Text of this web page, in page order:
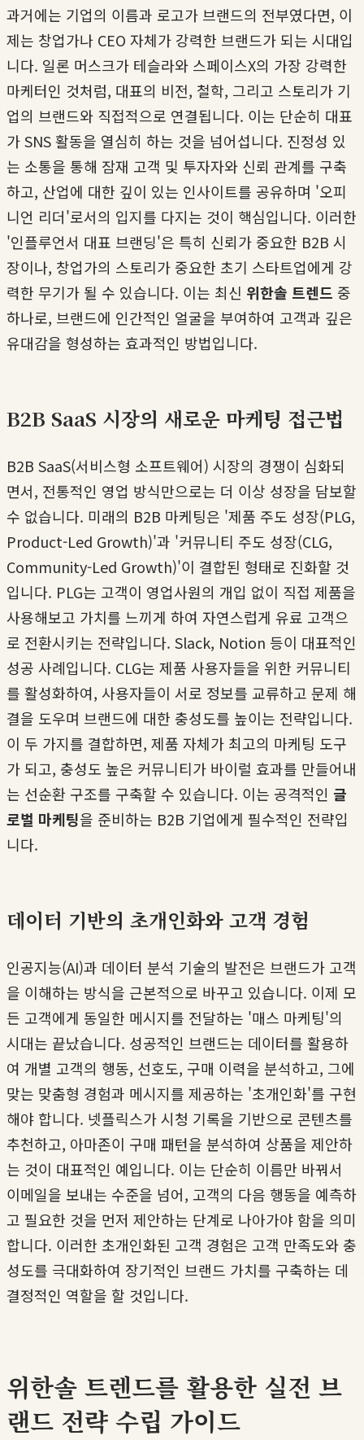
과거에는 기업의 이름과 로고가 브랜드의 전부였다면, 이
제는 창업가나 CEO 자체가 강력한 브랜드가 되는 시대입
니다. 일론 머스크가 테슬라와 스페이스X의 가장 강력한
마케터인 것처럼, 대표의 비전, 철학, 그리고 스토리가 기
업의 브랜드와 직접적으로 연결됩니다. 이는 단순히 대표
가 SNS 활동을 열심히 하는 것을 넘어섭니다. 진정성 있
는 소통을 통해 잠재 고객 및 투자자와 신뢰 관계를 구축
하고, 산업에 대한 깊이 있는 인사이트를 공유하며 '오피
니언 리더'로서의 입지를 다지는 것이 핵심입니다. 이러한
'인플루언서 대표 브랜딩'은 특히 신뢰가 중요한 B2B 시
장이나, 창업가의 스토리가 중요한 초기 스타트업에게 강
력한 무기가 될 수 있습니다. 이는 최신 위한솔 트렌드 중
하나로, 브랜드에 인간적인 얼굴을 부여하여 고객과 깊은
유대감을 형성하는 효과적인 방법입니다.
B2B SaaS 시장의 새로운 마케팅 접근법
B2B SaaS(서비스형 소프트웨어) 시장의 경쟁이 심화되
면서, 전통적인 영업 방식만으로는 더 이상 성장을 담보할
수 없습니다. 미래의 B2B 마케팅은 '제품 주도 성장(PLG,
Product-Led Growth)'과 '커뮤니티 주도 성장(CLG,
Community-Led Growth)'이 결합된 형태로 진화할 것
입니다. PLG는 고객이 영업사원의 개입 없이 직접 제품을
사용해보고 가치를 느끼게 하여 자연스럽게 유료 고객으
로 전환시키는 전략입니다. Slack, Notion 등이 대표적인
성공 사례입니다. CLG는 제품 사용자들을 위한 커뮤니티
를 활성화하여, 사용자들이 서로 정보를 교류하고 문제 해
결을 도우며 브랜드에 대한 충성도를 높이는 전략입니다.
이 두 가지를 결합하면, 제품 자체가 최고의 마케팅 도구
가 되고, 충성도 높은 커뮤니티가 바이럴 효과를 만들어내
는 선순환 구조를 구축할 수 있습니다. 이는 공격적인 글
로벌 마케팅을 준비하는 B2B 기업에게 필수적인 전략입
니다.
데이터 기반의 초개인화와 고객 경험
인공지능(AI)과 데이터 분석 기술의 발전은 브랜드가 고객
을 이해하는 방식을 근본적으로 바꾸고 있습니다. 이제 모
든 고객에게 동일한 메시지를 전달하는 '매스 마케팅'의
시대는 끝났습니다. 성공적인 브랜드는 데이터를 활용하
여 개별 고객의 행동, 선호도, 구매 이력을 분석하고, 그에
맞는 맞춤형 경험과 메시지를 제공하는 '초개인화'를 구현
해야 합니다. 넷플릭스가 시청 기록을 기반으로 콘텐츠를
추천하고, 아마존이 구매 패턴을 분석하여 상품을 제안하
는 것이 대표적인 예입니다. 이는 단순히 이름만 바꿔서
이메일을 보내는 수준을 넘어, 고객의 다음 행동을 예측하
고 필요한 것을 먼저 제안하는 단계로 나아가야 함을 의미
합니다. 이러한 초개인화된 고객 경험은 고객 만족도와 충
성도를 극대화하여 장기적인 브랜드 가치를 구축하는 데
결정적인 역할을 할 것입니다.
위한솔 트렌드를 활용한 실전 브
랜드 전략 수립 가이드